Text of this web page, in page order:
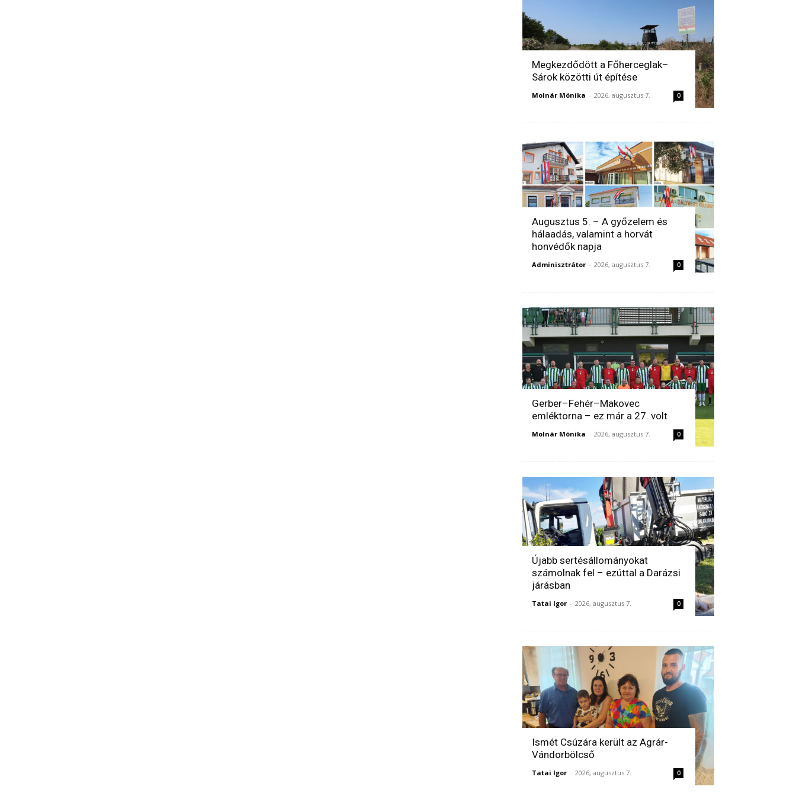
Megkezdődött a Főherceglak–
Sárok közötti út építése
Molnár Mónika - 2026, augusztus 7. 0
Augusztus 5. – A győzelem és
hálaadás, valamint a horvát
honvédők napja
Adminisztrátor - 2026, augusztus 7. 0
Gerber–Fehér–Makovec
emléktorna – ez már a 27. volt
Molnár Mónika - 2026, augusztus 7. 0
Újabb sertésállományokat
számolnak fel – ezúttal a Darázsi
járásban
Tatai Igor - 2026, augusztus 7. 0
Ismét Csúzára került az Agrár-
Vándorbölcső
Tatai Igor - 2026, augusztus 7. 0